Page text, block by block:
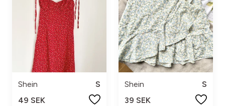
Shein
S
49 SEK
Shein
S
39 SEK